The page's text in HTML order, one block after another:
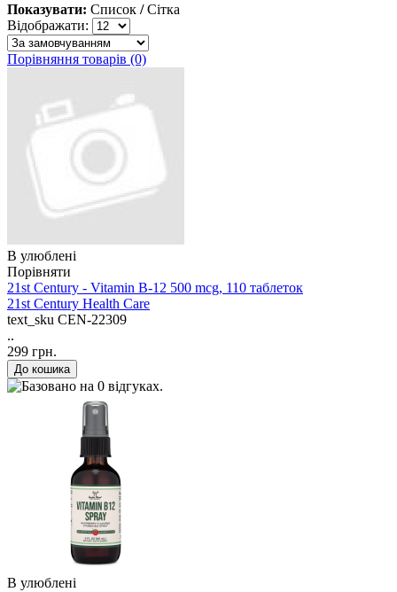
Показувати: Список / Сітка
Відображати:
Порівняння товарів (0)
В улюблені
Порівняти
21st Century - Vitamin B-12 500 mcg, 110 таблеток
21st Century Health Care
text_sku CEN-22309
..
299 грн.
В улюблені